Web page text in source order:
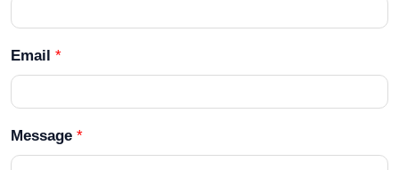
Email *
Message *